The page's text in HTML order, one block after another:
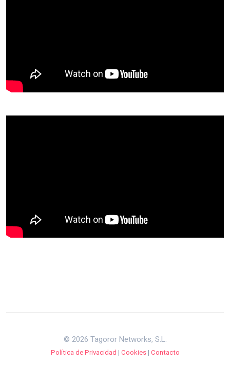
© 2026 Tagoror Networks, S.L.
Política de Privacidad | Cookies| Contacto